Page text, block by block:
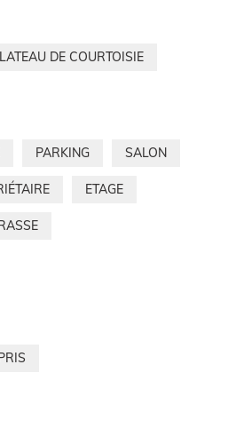
DE COURTOISIE
PARKING SALON
ETAGE